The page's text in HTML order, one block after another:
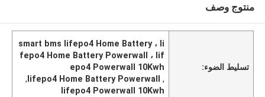
منتوج وصف
تسليط الضوء:
smart bms lifepo4 Home Battery ، li
fepo4 Home Battery Powerwall ، lif
epo4 Powerwall 10Kwh
,
lifepo4 Home Battery Powerwall
,
lifepo4 Powerwall 10Kwh